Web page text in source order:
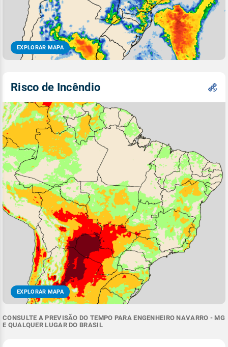
EXPLORAR MAPA
Risco de Incêndio
EXPLORAR MAPA
CONSULTE A PREVISÃO DO TEMPO PARA ENGENHEIRO NAVARRO - MG
E QUALQUER LUGAR DO BRASIL